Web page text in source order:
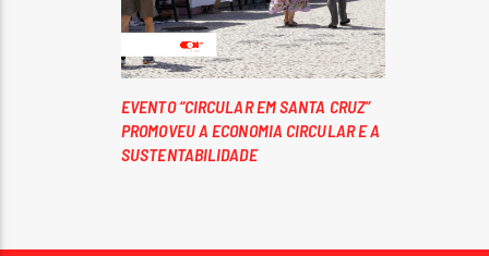
EVENTO “CIRCULAR EM SANTA CRUZ”
PROMOVEU A ECONOMIA CIRCULAR E A
SUSTENTABILIDADE